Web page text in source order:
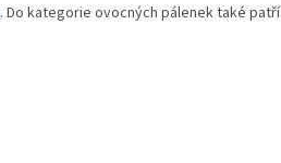
. Do kategorie ovocných pálenek také patří